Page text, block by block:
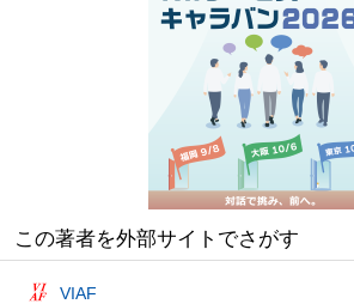
この著者を外部サイトでさがす
VIAF